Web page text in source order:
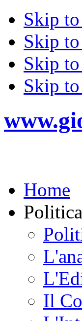
Skip
Skip
Skip
Skip
Home
Politica
Il